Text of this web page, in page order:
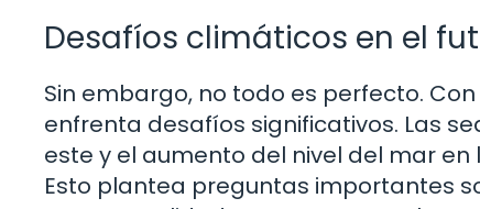
Desafíos climáticos en el
Sin embargo, no todo es perfecto.
enfrenta desafíos significativos. Las
este y el aumento del nivel del mar
Esto plantea preguntas importantes